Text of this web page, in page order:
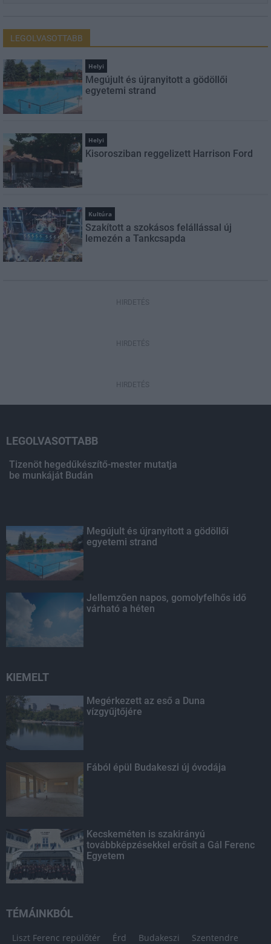
LEGOLVASOTTABB
Helyi
Megújult és újranyitott a gödöllői
egyetemi strand
Helyi
Kisorosziban reggelizett Harrison Ford
Kultúra
Szakított a szokásos felállással új
lemezén a Tankcsapda
HIRDETÉS
HIRDETÉS
HIRDETÉS
LEGOLVASOTTABB
Tizenöt hegedűkészítő-mester mutatja
be munkáját Budán
Megújult és újranyitott a gödöllői
egyetemi strand
Jellemzően napos, gomolyfelhős idő
várható a héten
KIEMELT
Megérkezett az eső a Duna
vízgyűjtőjére
Fából épül Budakeszi új óvodája
Kecskeméten is szakirányú
továbbképzésekkel erősít a Gál Ferenc
Egyetem
TÉMÁINKBÓL
Liszt Ferenc repülőtér Érd Budakeszi Szentendre